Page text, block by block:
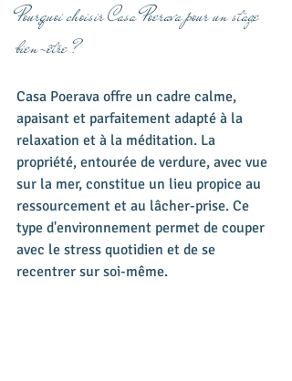
Pourquoi choisir Casa Poerava pour un stage
bien-être ?
Casa Poerava offre un cadre calme,
apaisant et parfaitement adapté à la
relaxation et à la méditation. La
propriété, entourée de verdure, avec vue
sur la mer, constitue un lieu propice au
ressourcement et au lâcher-prise. Ce
type d'environnement permet de couper
avec le stress quotidien et de se
recentrer sur soi-même.